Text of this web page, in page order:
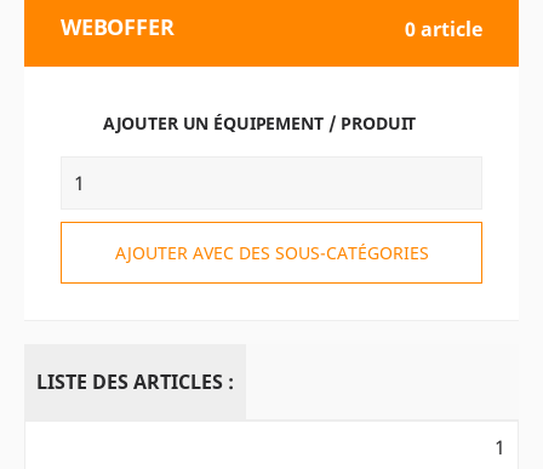
WEBOFFER 0 article
AJOUTER UN ÉQUIPEMENT / PRODUIT
AJOUTER AVEC DES SOUS-CATÉGORIES
LISTE DES ARTICLES :
1